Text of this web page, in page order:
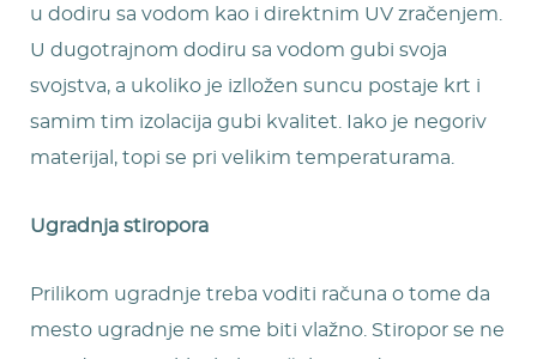
u dodiru sa vodom kao i direktnim UV zračenjem.
U dugotrajnom dodiru sa vodom gubi svoja
svojstva, a ukoliko je izlložen suncu postaje krt i
samim tim izolacija gubi kvalitet. Iako je negoriv
materijal, topi se pri velikim temperaturama.
Ugradnja stiropora
Prilikom ugradnje treba voditi računa o tome da
mesto ugradnje ne sme biti vlažno. Stiropor se ne